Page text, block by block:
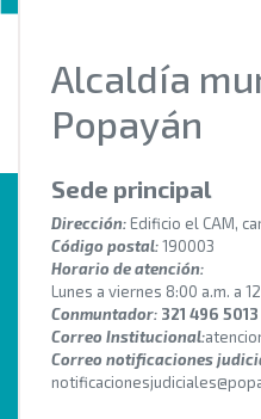
Alcaldía
Popayán
Sede principal
Dirección: Edificio el CAM,
Código postal:190003
Horario de atención:
Lunes a viernes 8:00 a.m. a
Conmuntador: 321 496 5013
Correo Institucional:
Correo notificaciones